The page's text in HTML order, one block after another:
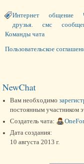
Интернет общение
друзья.
смс
Команды чата
Пользовательское
NewChat
Вам необходимо
постоянным участником
Создатель чата:
Дата создания:
10 августа 2013 г.